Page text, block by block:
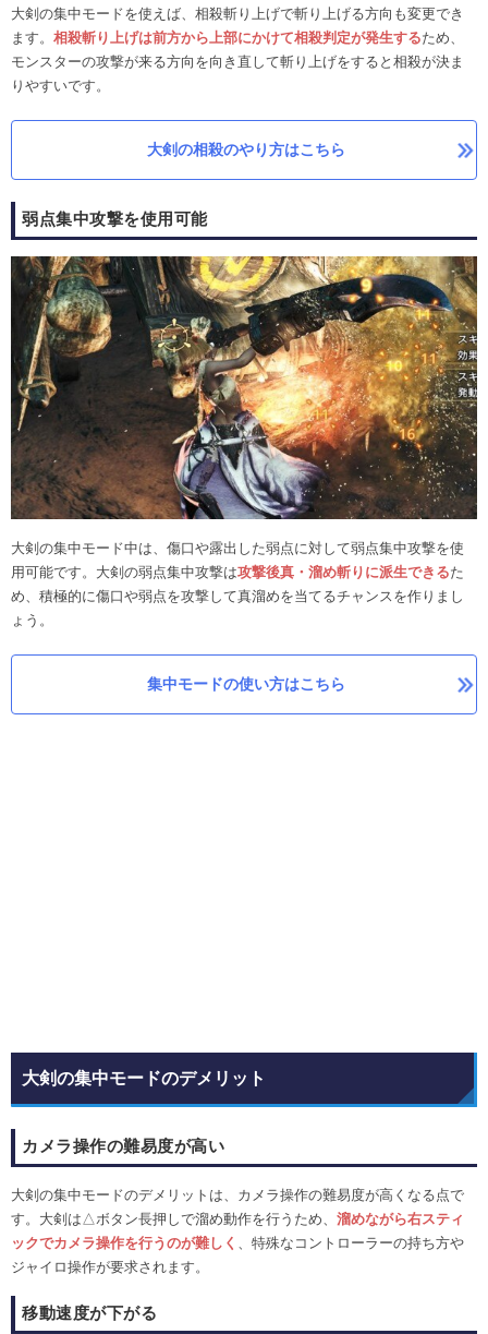
大剣の集中モードを使えば、相殺斬り上げで斬り上げる方向も変更でき
ます。 相殺斬り上げは前方から上部にかけて相殺判定が発生するため、
モンスターの攻撃が来る方向を向き直して斬り上げをすると相殺が決ま
りやすいです。
大剣の相殺のやり方はこちら
弱点集中攻撃を使用可能
大剣の集中モード中は、傷口や露出した弱点に対して弱点集中攻撃を使
用可能です。大剣の弱点集中攻撃は攻撃後真・溜め斬りに派生できるた
め、積極的に傷口や弱点を攻撃して真溜めを当てるチャンスを作りまし
ょう。
集中モードの使い方はこちら
大剣の集中モードのデメリット
カメラ操作の難易度が高い
大剣の集中モードのデメリットは、カメラ操作の難易度が高くなる点で
す。大剣は△ボタン長押しで溜め動作を行うため、 溜めながら右スティ
ックでカメラ操作を行うのが難しく
、特殊なコントローラーの持ち方や
ジャイロ操作が要求されます。
移動速度が下がる